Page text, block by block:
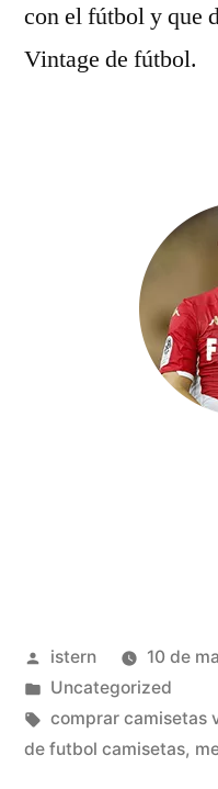
con el fútbol y que
Vintage de fútbol.
Publicado
por
istern
10 de
Publicado
en
Uncategorized
Etiquetas:
comprar camisetas
de futbol camisetas,